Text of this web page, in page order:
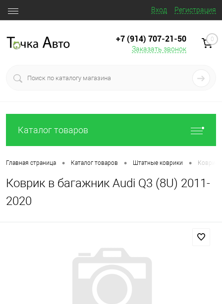
Вход Регистрация
+7 (914) 707‒21‒50
Заказать звонок
0
Каталог товаров
Главная страница • Каталог товаров • Штатные коврики • Коврик
Коврик в багажник Audi Q3 (8U) 2011-
2020